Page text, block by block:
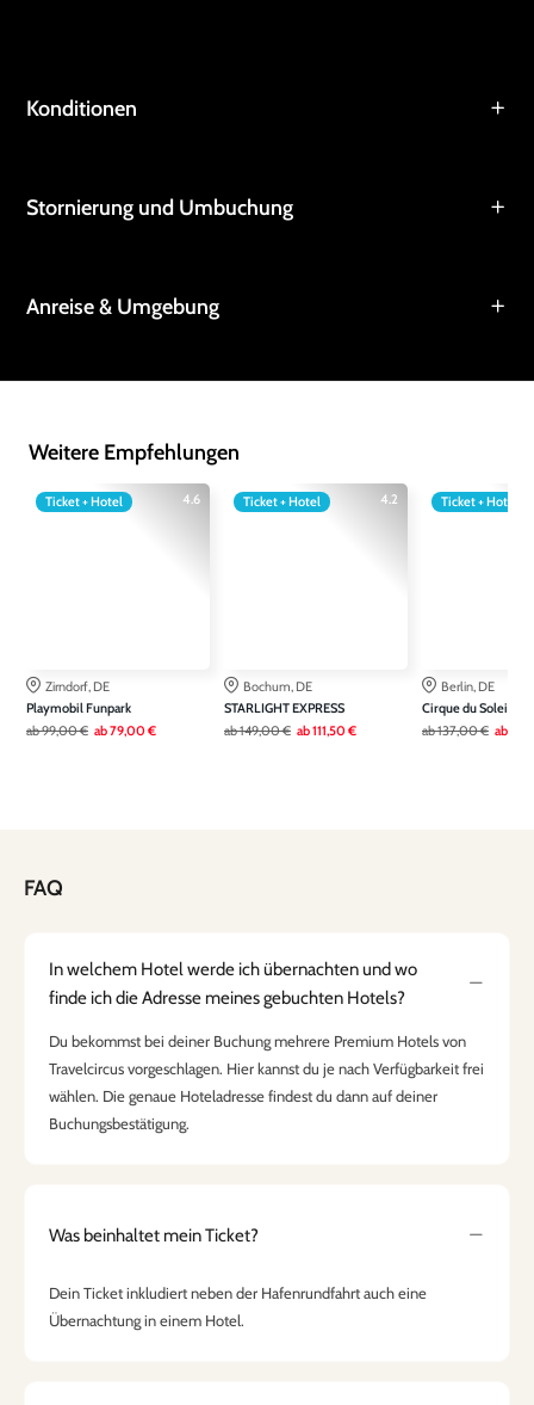
Konditionen
Stornierung und Umbuchung
Anreise & Umgebung
Weitere Empfehlungen
4.6
Ticket + Hotel
Zirndorf, DE
Playmobil Funpark
ab99,00 € ab79,00 €
4.2
Ticket + Hotel
Bochum, DE
STARLIGHT EXPRESS
ab149,00 € ab111,50 €
Ticket + Hotel
Berlin, DE
Cirque du Soleil
ab137,00 € ab
FAQ
In welchem Hotel werde ich übernachten und wo
finde ich die Adresse meines gebuchten Hotels?
Du bekommst bei deiner Buchung mehrere Premium Hotels von
Travelcircus vorgeschlagen. Hier kannst du je nach Verfügbarkeit frei
wählen. Die genaue Hoteladresse findest du dann auf deiner
Buchungsbestätigung.
Was beinhaltet mein Ticket?
Dein Ticket inkludiert neben der Hafenrundfahrt auch eine
Übernachtung in einem Hotel.